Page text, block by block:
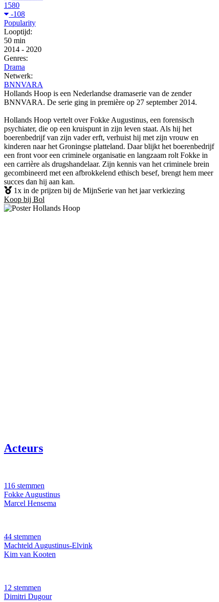
1580
-108
Popularity
Looptijd:
50 min
2014 - 2020
Genres:
Drama
Netwerk:
BNNVARA
Hollands Hoop is een Nederlandse dramaserie van de zender
BNNVARA. De serie ging in première op 27 september 2014.
Hollands Hoop vertelt over Fokke Augustinus, een forensisch
psychiater, die op een kruispunt in zijn leven staat. Als hij het
boerenbedrijf van zijn vader erft, verhuist hij met zijn vrouw en
kinderen naar het Groningse platteland. Daar blijkt het boerenbedrijf
een front voor een criminele organisatie en langzaam rolt Fokke in
een carrière als drugshandelaar. Zijn kennis van het criminele brein
gecombineerd met een afbrokkelend ethisch besef, brengt hem meer
succes dan hij aan kan.
1x in de prijzen bij de MijnSerie van het jaar verkiezing
Koop bij Bol
Acteurs
116 stemmen
Fokke Augustinus
Marcel Hensema
44 stemmen
Machteld Augustinus-Elvink
Kim van Kooten
12 stemmen
Dimitri Dugour